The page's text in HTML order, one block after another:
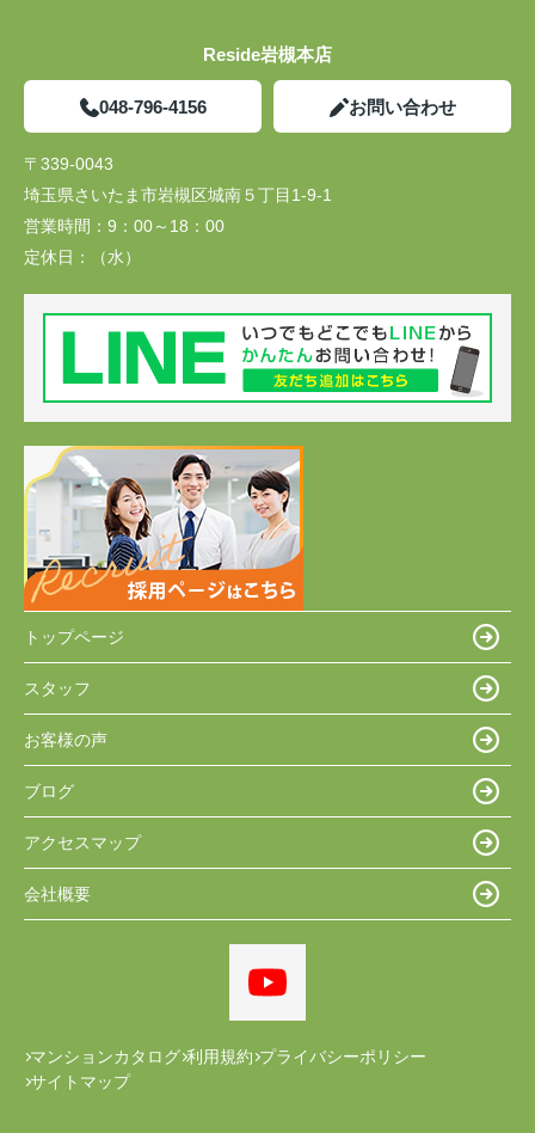
Reside岩槻本店
048-796-4156 お問い合わせ
〒339-0043
埼玉県さいたま市岩槻区城南５丁目1-9-1
営業時間： 9：00～18：00
定休日：
（水）
トップページ
スタッフ
お客様の声
ブログ
アクセスマップ
会社概要
マンションカタログ 利用規約 プライバシーポリシー
サイトマップ